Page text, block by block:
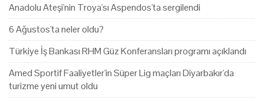
Anadolu Ateşi'nin Troya'sı Aspendos'ta sergilendi
6 Ağustos'ta neler oldu?
Türkiye İş Bankası RHM Güz Konferansları programı açıklandı
Amed Sportif Faaliyetler'in Süper Lig maçları Diyarbakır'da
turizme yeni umut oldu